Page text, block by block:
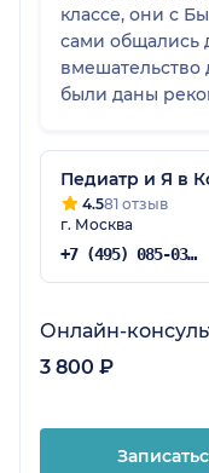
классе, они с
сами общались
вмешательство
были даны
Рекомендации
лекарства не
внимательная.
Педиатр и Я в
4.581 отзыв
г. Москва
+7 (495) 085-03-06
Онлайн-
3 800 ₽